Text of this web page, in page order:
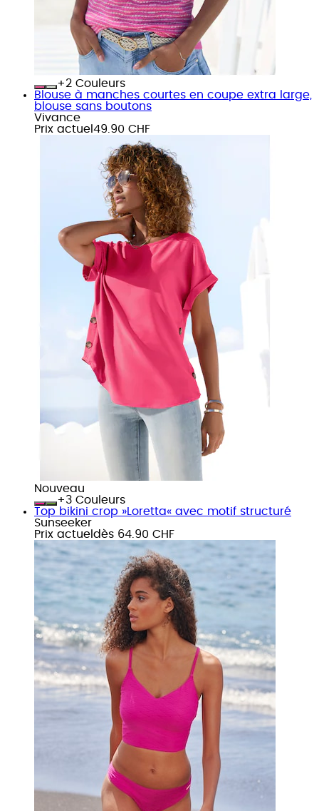
+
Couleurs
Blouse à manches courtes en coupe extra large,
blouse sans boutons
Vivance
Prix actuel 49.90 CHF
Nouveau
+
Couleurs
Top bikini crop »Loretta« avec motif structuré
Sunseeker
Prix actuel dès 64.90 CHF